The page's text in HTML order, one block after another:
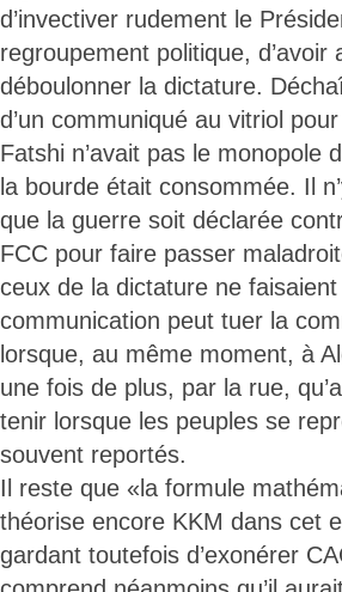
d’invectiver rudement le
regroupement politique,
déboulonner la dictature.
d’un communiqué au vitriol
Fatshi n’avait pas le monopole
la bourde était consommée. Il
que la guerre soit déclarée
FCC pour faire passer
ceux de la dictature ne
communication peut tuer la
lorsque, au même moment, à
une fois de plus, par la rue,
tenir lorsque les peuples se
souvent reportés.
Il reste que «la formule
théorise encore KKM dans cet
gardant toutefois d’exonérer